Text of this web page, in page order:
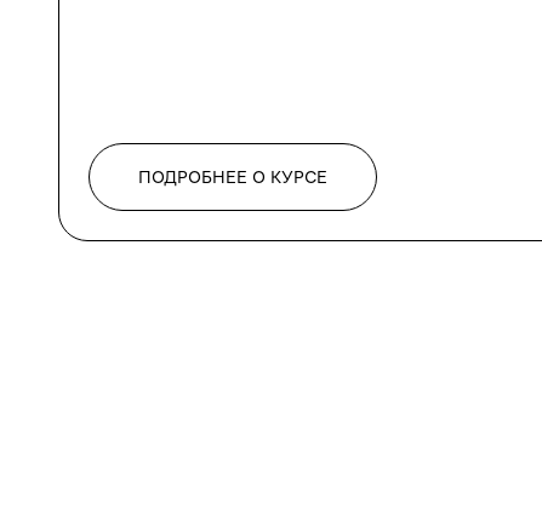
ПОДРОБНЕЕ О КУРСЕ